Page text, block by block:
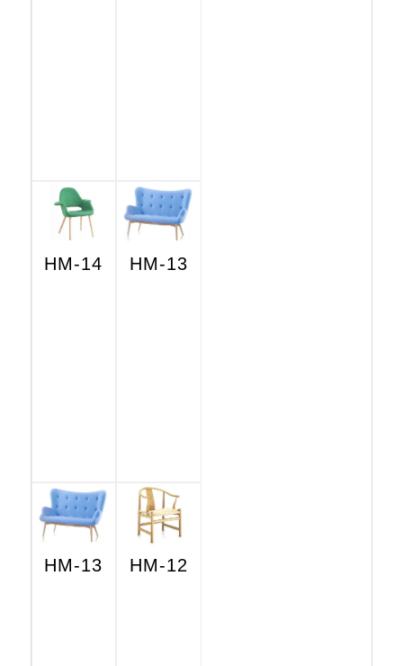
HM-14 HM-13
HM-13 HM-12